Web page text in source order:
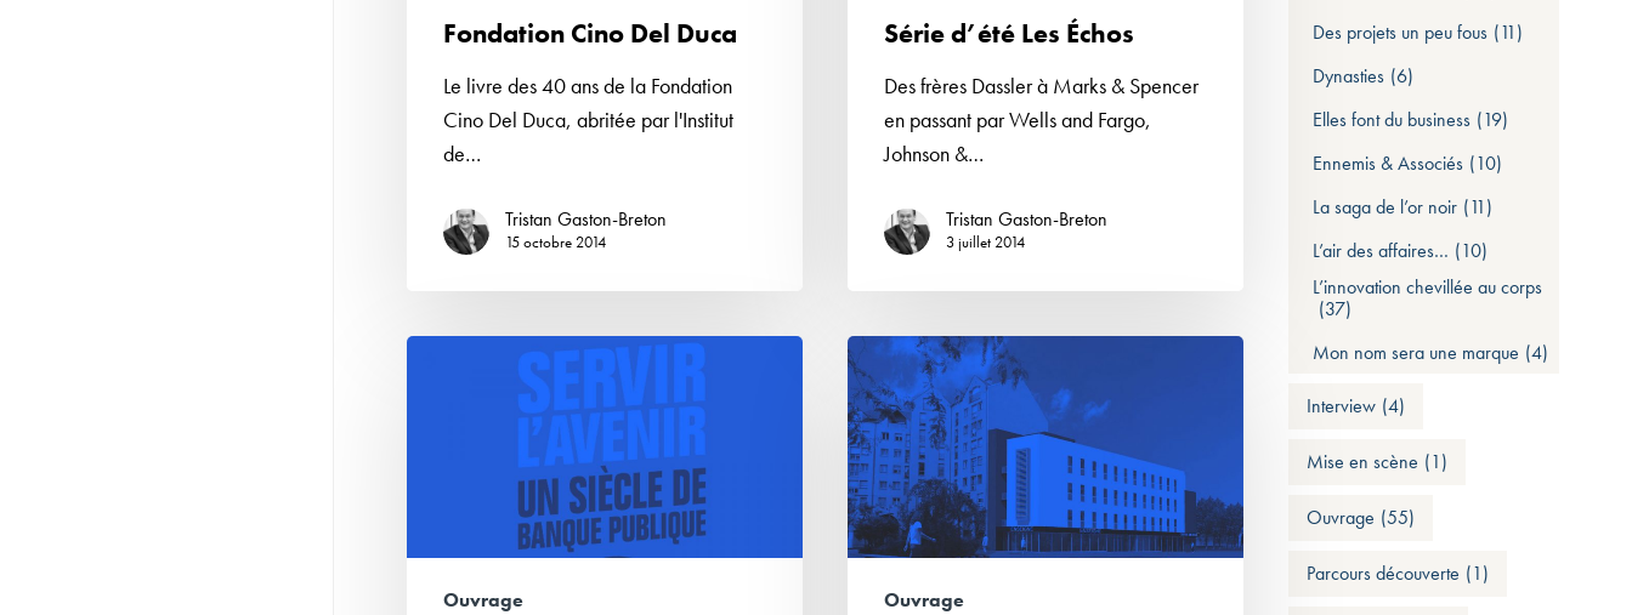
Fondation Cino Del Duca
Le livre des 40 ans de la Fondation
Cino Del Duca, abritée par l'Institut
de…
Tristan Gaston-Breton
15 octobre 2014
Série d’été Les Échos
Des frères Dassler à Marks & Spencer
en passant par Wells and Fargo,
Johnson &…
Tristan Gaston-Breton
3 juillet 2014
Ouvrage
Une
ville
en
mouvement,
le
Mée-
sur-
SeineOuvrage
Des projets un peu fous (11)
Dynasties (6)
Elles font du business (19)
Ennemis & Associés (10)
La saga de l’or noir (11)
L’air des affaires… (10)
L’innovation chevillée au corps
(37)
Mon nom sera une marque (4)
Interview (4)
Mise en scène (1)
Ouvrage (55)
Parcours découverte (1)